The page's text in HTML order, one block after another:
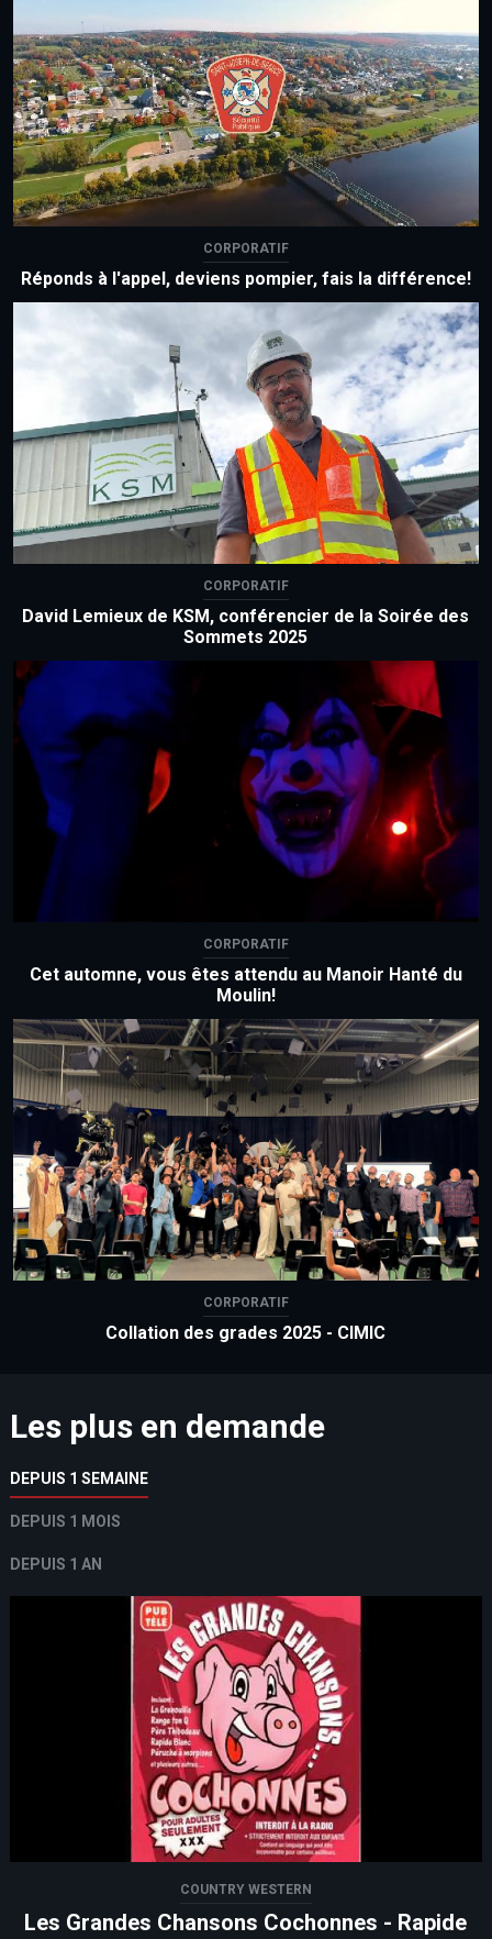
CORPORATIF
Réponds à l'appel, deviens pompier, fais la différence!
CORPORATIF
David Lemieux de KSM, conférencier de la Soirée des
Sommets 2025
CORPORATIF
Cet automne, vous êtes attendu au Manoir Hanté du
Moulin!
CORPORATIF
Collation des grades 2025 - CIMIC
Les plus en demande
DEPUIS 1 SEMAINE
DEPUIS 1 MOIS
DEPUIS 1 AN
COUNTRY WESTERN
Les Grandes Chansons Cochonnes - Rapide